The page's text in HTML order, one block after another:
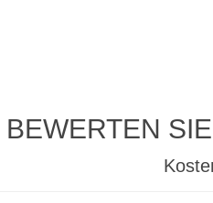
BEWERTEN